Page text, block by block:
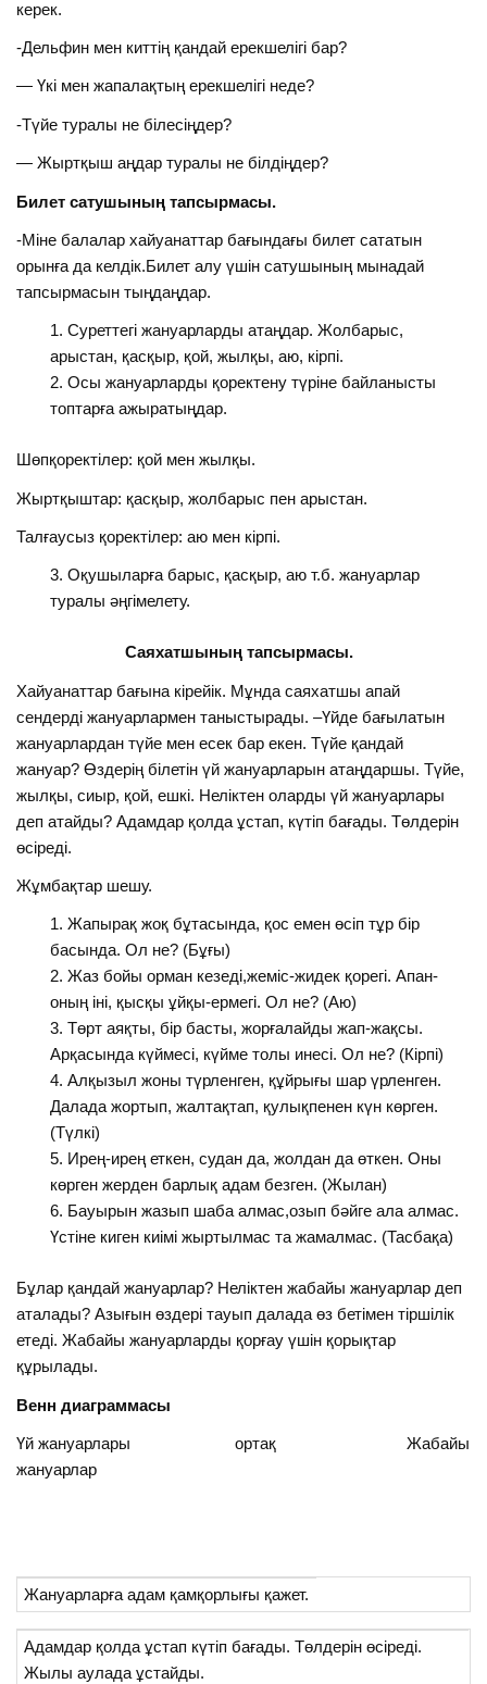
керек.
-Дельфин мен киттің қандай ерекшелігі бар?
— Үкі мен жапалақтың ерекшелігі неде?
-Түйе туралы не білесіңдер?
— Жыртқыш аңдар туралы не білдіңдер?
Билет сатушының тапсырмасы.
-Міне балалар хайуанаттар бағындағы билет сататын
орынға да келдік.Билет алу үшін сатушының мынадай
тапсырмасын тыңдаңдар.
Суреттегі жануарларды атаңдар. Жолбарыс,
арыстан, қасқыр, қой, жылқы, аю, кірпі.
Осы жануарларды қоректену түріне байланысты
топтарға ажыратыңдар.
Шөпқоректілер: қой мен жылқы.
Жыртқыштар: қасқыр, жолбарыс пен арыстан.
Талғаусыз қоректілер: аю мен кірпі.
Оқушыларға барыс, қасқыр, аю т.б. жануарлар
туралы әңгімелету.
Саяхатшының тапсырмасы.
Хайуанаттар бағына кірейік. Мұнда саяхатшы апай
сендерді жануарлармен таныстырады. –Үйде бағылатын
жануарлардан түйе мен есек бар екен. Түйе қандай
жануар? Өздерің білетін үй жануарларын атаңдаршы. Түйе,
жылқы, сиыр, қой, ешкі. Неліктен оларды үй жануарлары
деп атайды? Адамдар қолда ұстап, күтіп бағады. Төлдерін
өсіреді.
Жұмбақтар шешу.
Жапырақ жоқ бұтасында, қос емен өсіп тұр бір
басында. Ол не? (Бұғы)
Жаз бойы орман кезеді,жеміс-жидек қорегі. Апан-
оның іні, қысқы ұйқы-ермегі. Ол не? (Аю)
Төрт аяқты, бір басты, жорғалайды жап-жақсы.
Арқасында күймесі, күйме толы инесі. Ол не? (Кірпі)
Алқызыл жоны түрленген, құйрығы шар үрленген.
Далада жортып, жалтақтап, қулықпенен күн көрген.
(Түлкі)
Ирең-ирең еткен, судан да, жолдан да өткен. Оны
көрген жерден барлық адам безген. (Жылан)
Бауырын жазып шаба алмас,озып бәйге ала алмас.
Үстіне киген киімі жыртылмас та жамалмас. (Тасбақа)
Бұлар қандай жануарлар? Неліктен жабайы жануарлар деп
аталады? Азығын өздері тауып далада өз бетімен тіршілік
етеді. Жабайы жануарларды қорғау үшін қорықтар
құрылады.
Венн диаграммасы
Үй жануарлары ортақ Жабайы
жануарлар
Жануарларға адам қамқорлығы қажет.
Адамдар қолда ұстап күтіп бағады. Төлдерін өсіреді.
Жылы аулада ұстайды.